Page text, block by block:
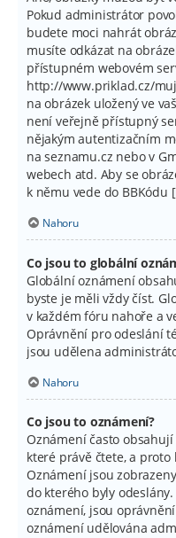
Pokud administrátor
budete moci nahrát
musíte odkázat na
přístupném webovém
http://www.priklad.cz/
na obrázek uložený ve
není veřejně přístupný
nějakým autentizačním
na seznamu.cz nebo v
webech atd. Aby se
k němu vede do BBKódu
Nahoru
Co jsou to globální
Globální oznámení
byste je měli vždy číst.
v každém fóru nahoře a
Oprávnění pro odeslání
jsou udělena
Nahoru
Co jsou to oznámení?
Oznámení často
které právě čtete, a proto
Oznámení jsou
do kterého byly
oznámení, jsou
oznámení udělována